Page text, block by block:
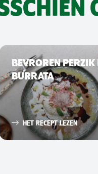
BEVROREN PERZIK
BURRATA
HET RECEPT LEZEN